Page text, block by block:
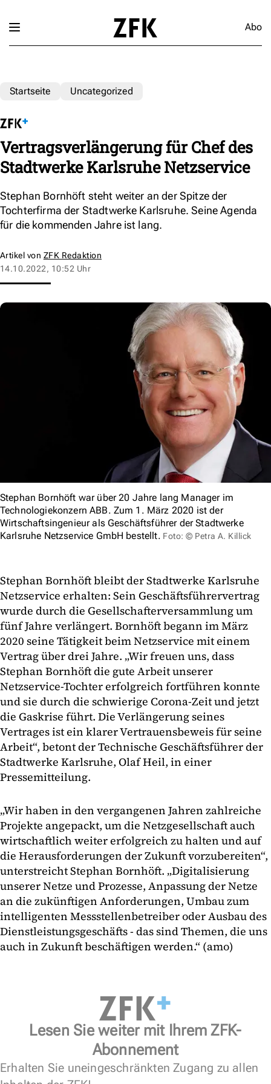
Abo
Startseite Uncategorized
Vertragsverlängerung für Chef des
Stadtwerke Karlsruhe Netzservice
Stephan Bornhöft steht weiter an der Spitze der
Tochterfirma der Stadtwerke Karlsruhe. Seine Agenda
für die kommenden Jahre ist lang.
Artikel von ZFK Redaktion
14.10.2022, 10:52 Uhr
Stephan Bornhöft war über 20 Jahre lang Manager im
Technologiekonzern ABB. Zum 1. März 2020 ist der
Wirtschaftsingenieur als Geschäftsführer der Stadtwerke
Karlsruhe Netzservice GmbH bestellt. Foto: © Petra A. Killick
Stephan Bornhöft bleibt der Stadtwerke Karlsruhe
Netzservice erhalten: Sein Geschäftsführervertrag
wurde durch die Gesellschafterversammlung um
fünf Jahre verlängert. Bornhöft begann im März
2020 seine Tätigkeit beim Netzservice mit einem
Vertrag über drei Jahre. „Wir freuen uns, dass
Stephan Bornhöft die gute Arbeit unserer
Netzservice-Tochter erfolgreich fortführen konnte
und sie durch die schwierige Corona-Zeit und jetzt
die Gaskrise führt. Die Verlängerung seines
Vertrages ist ein klarer Vertrauensbeweis für seine
Arbeit“, betont der Technische Geschäftsführer der
Stadtwerke Karlsruhe, Olaf Heil, in einer
Pressemitteilung.
„Wir haben in den vergangenen Jahren zahlreiche
Projekte angepackt, um die Netzgesellschaft auch
wirtschaftlich weiter erfolgreich zu halten und auf
die Herausforderungen der Zukunft vorzubereiten“,
unterstreicht Stephan Bornhöft. „Digitalisierung
unserer Netze und Prozesse, Anpassung der Netze
an die zukünftigen Anforderungen, Umbau zum
intelligenten Messstellenbetreiber oder Ausbau des
Dienstleistungsgeschäfts - das sind Themen, die uns
auch in Zukunft beschäftigen werden.“ (amo)
Lesen Sie weiter mit Ihrem ZFK-
Abonnement
Erhalten Sie uneingeschränkten Zugang zu allen